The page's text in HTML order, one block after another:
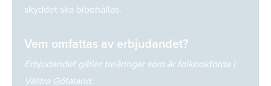
skyddet ska bibehållas.
Vem omfattas av erbjudandet?
Erbjudandet gäller treåringar som är folkbokförda i
Västra Götaland.